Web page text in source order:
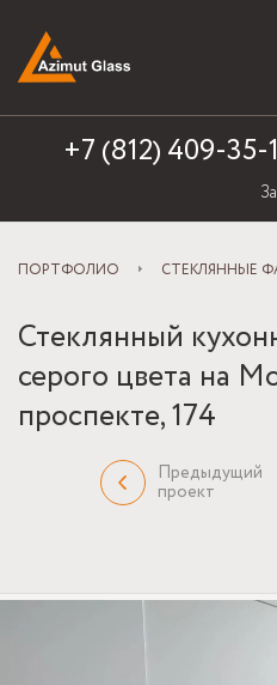
+7 (812) 409-35-
ПОРТФОЛИО СТЕКЛЯННЫЕ
Стеклянный
серого цвета на
проспекте, 174
Предыдущий
проект